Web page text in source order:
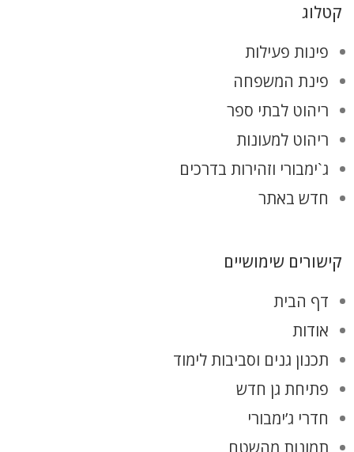
קטלוג
פינות פעילות
פינת המשפחה
ריהוט לבתי ספר
ריהוט למעונות
ג`ימבורי וזהירות בדרכים
חדש באתר
קישורים שימושיים
דף הבית
אודות
תכנון גנים וסביבות לימוד
פתיחת גן חדש
חדרי ג’ימבורי
תמונות מהשטח